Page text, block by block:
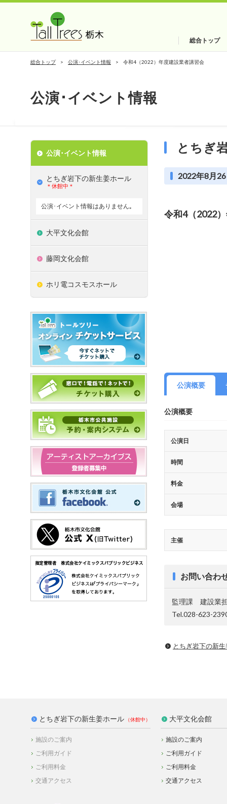
総合トップ
総合トップ 公演･イベント情報 令和4（2022）年度建設業者講習会
公演･イベント情報
とちぎ
2022年8月
令和4（2022
公演概要
公演概要
公演日
時間
料金
会場
主催
お問い合わ
監理課 建設業
Tel.028-623-
とちぎ岩下の新
公演･イベント情報
とちぎ岩下の新⽣姜ホール
＊休館中＊
公演･イベント情報はありません｡
大平文化会館
藤岡文化会館
ホリ電コスモスホール
とちぎ岩下の新生姜ホール
施設のご案内
ご利用ガイド
ご利用料金
交通アクセス
大平文化会館
施設のご案内
ご利用ガイド
ご利用料金
交通アクセス